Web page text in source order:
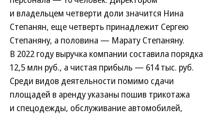
и владельцем четверти доли значится Нина
Степанян, еще четверть принадлежит Сергею
Степаняну, а половина — Марату Степаняну.
В 2022 году выручка компании составила порядка
12,5 млн руб., а чистая прибыль — 614 тыс. руб.
Среди видов деятельности помимо сдачи
площадей в аренду указаны пошив трикотажа
и спецодежды, обслуживание автомобилей,